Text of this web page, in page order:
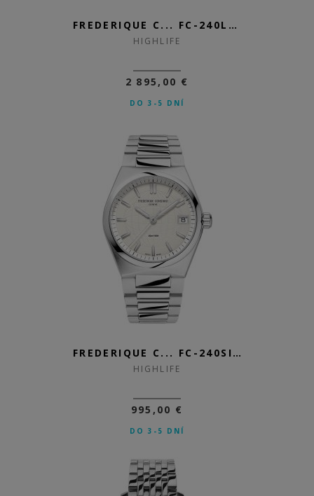
FREDERIQUE C... FC-240LBD2NHD6B
HIGHLIFE
2 895,00 €
DO 3-5 DNÍ
FREDERIQUE C... FC-240SI2NH6B
HIGHLIFE
995,00 €
DO 3-5 DNÍ